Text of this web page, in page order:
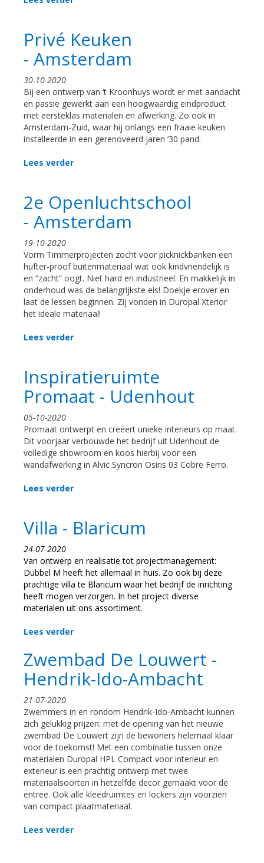
Privé Keuken
- Amsterdam
30-10-2020
Bij een ontwerp van ‘t Kroonhuys wordt er met aandacht
en passie gewerkt aan een hoogwaardig eindproduct
met eersteklas materialen en afwerking. Zo ook in
Amsterdam-Zuid, waar hij onlangs een fraaie keuken
installeerde in een gerenoveerd jaren ’30 pand.
Lees verder
2e Openluchtschool
- Amsterdam
19-10-2020
Vorm Timmerprojecten zocht voor picknickbanken een
hufter-proof buitenmateriaal wat ook kindvriendelijk is
en “zacht” oogt. Niet hard en industrieel. En makkelijk in
onderhoud was de belangrijkste eis! Doekje erover en
laat de lessen beginnen. Zij vonden in Duropal Xterior
het ideale materiaal!
Lees verder
Inspiratieruimte
Promaat - Udenhout
05-10-2020
Promaat ontwerpt en creëert unieke interieurs op maat.
Dit voorjaar verbouwde het bedrijf uit Udenhout de
volledige showroom en koos hierbij voor een
wandafwerking in Alvic Syncron Osiris 03 Cobre Ferro.
Lees verder
Villa - Blaricum
24-07-2020
Van ontwerp en realisatie tot projectmanagement:
Dubbel M heeft het allemaal in huis. Zo ook bij deze
prachtige villa te Blaricum waar het bedrijf de inrichting
heeft mogen verzorgen. In het project diverse
materialen uit ons assortiment.
Lees verder
Zwembad De Louwert -
Hendrik-Ido-Ambacht
21-07-2020
Zwemmers in en rondom Hendrik-Ido-Ambacht kunnen
zich gelukkig prijzen: met de opening van het nieuwe
zwembad De Louwert zijn de bewoners helemaal klaar
voor de toekomst! Met een combinatie tussen onze
materialen Duropal HPL Compact voor interieur en
exterieur is een prachtig ontwerp met twee
materiaalsoorten in hetzelfde decor gemaakt voor de
entree. Ook alle kleedruimtes en lockers zijn voorzien
van compact plaatmateriaal.
Lees verder